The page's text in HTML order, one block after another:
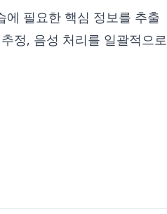
에 필요한 핵심 정보를 추출
정, 음성 처리를 일괄적으로